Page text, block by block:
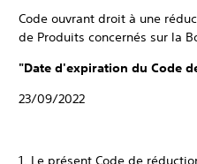
Code ouvrant droit à une
de Produits concernés sur la
"Date d'expiration du Code
23/09/2022
1. Le présent Code de